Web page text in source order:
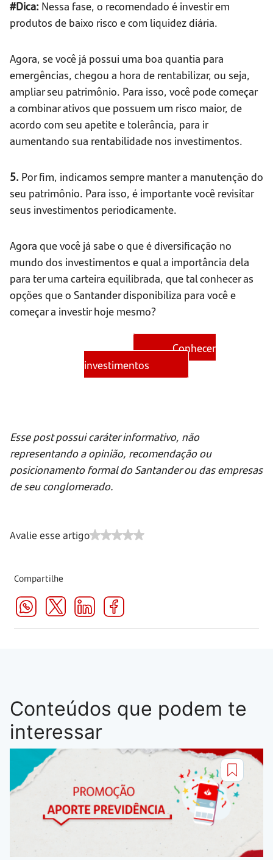
#Dica: Nessa fase, o recomendado é investir em
produtos de baixo risco e com liquidez diária.
Agora, se você já possui uma boa quantia para
emergências, chegou a hora de rentabilizar, ou seja,
ampliar seu patrimônio. Para isso, você pode começar
a combinar ativos que possuem um risco maior, de
acordo com seu apetite e tolerância, para ir
aumentando sua rentabilidade nos investimentos.
5. Por fim, indicamos sempre manter a manutenção do
seu patrimônio. Para isso, é importante você revisitar
seus investimentos periodicamente.
Agora que você já sabe o que é diversificação no
mundo dos investimentos e qual a importância dela
para ter uma carteira equilibrada, que tal conhecer as
opções que o Santander disponibiliza para você e
começar a investir hoje mesmo?
Conhecer
investimentos
Esse post possui caráter informativo, não
representando a opinião, recomendação ou
posicionamento formal do Santander ou das empresas
de seu conglomerado.
Avalie esse artigo
Compartilhe
Conteúdos que podem te
interessar